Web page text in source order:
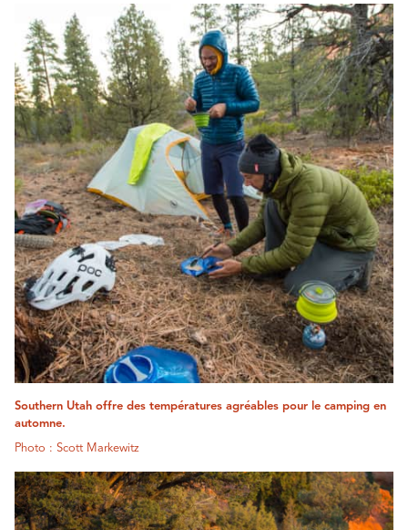
Southern Utah offre des températures agréables pour le camping en
automne.
Photo : Scott Markewitz